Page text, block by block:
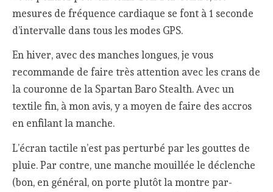
mesures de fréquence cardiaque se font à 1 seconde
d’intervalle dans tous les modes GPS.
En hiver, avec des manches longues, je vous
recommande de faire très attention avec les crans de
la couronne de la Spartan Baro Stealth. Avec un
textile fin, à mon avis, y a moyen de faire des accros
en enfilant la manche.
L’écran tactile n’est pas perturbé par les gouttes de
pluie. Par contre, une manche mouillée le déclenche
(bon, en général, on porte plutôt la montre par-